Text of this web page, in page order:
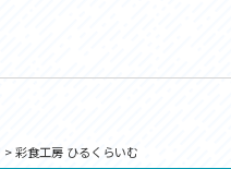
>彩食工房 ひるくらいむ